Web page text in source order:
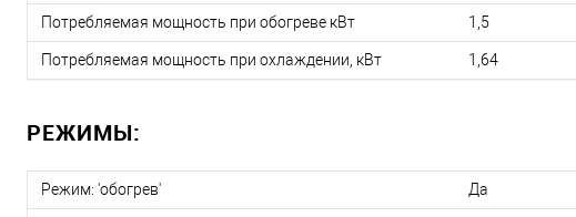
Потребляемая мощность при обогреве кВт 1,5
Потребляемая мощность при охлаждении, кВт 1,64
РЕЖИМЫ:
Режим: 'обогрев' Да